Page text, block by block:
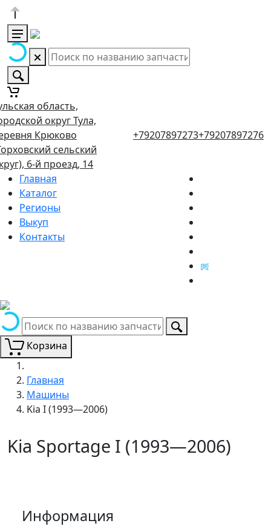
область,
округ Тула,
Крюково
сельский
6-й проезд, 14
+79207897273+79207897276
Главная
Каталог
Регионы
Выкуп
Контакты
Корзина
Главная
Машины
Kia I (1993—2006)
Kia Sportage I (1993—2006)
Информация